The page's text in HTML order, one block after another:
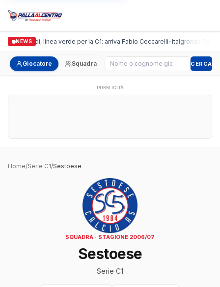
NEWS
Casalguidi, linea verde per la C1: arriva Fabio Ceccarelli•Italgronda Futsal
Giocatore Squadra Cerca giocatore CERCA
PUBBLICITÀ
Home/Serie C1/Sestoese
SQUADRA · STAGIONE 2006/07
Sestoese
Serie C1